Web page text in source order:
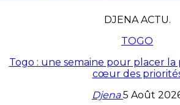
DJENA ACTU.
TOGO
Togo : une semaine pour placer
cœur des
Djena5 Août